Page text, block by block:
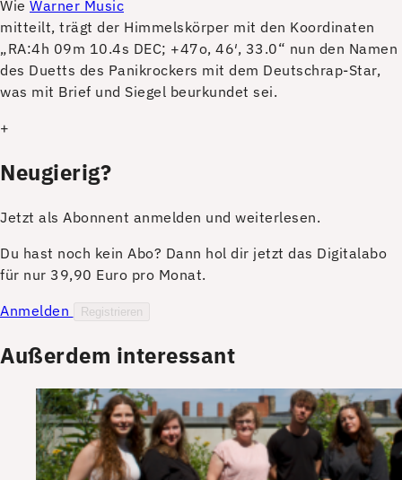
Wie Warner Music
mitteilt, trägt der Himmelskörper mit den Koordinaten
„RA:4h 09m 10.4s DEC; +47o, 46′, 33.0“ nun den Namen
des Duetts des Panikrockers mit dem Deutschrap-Star,
was mit Brief und Siegel beurkundet sei.
+
Neugierig?
Jetzt als Abonnent anmelden und weiterlesen.
Du hast noch kein Abo? Dann hol dir jetzt das Digitalabo
für nur 39,90 Euro pro Monat.
Anmelden
Registrieren
Außerdem interessant